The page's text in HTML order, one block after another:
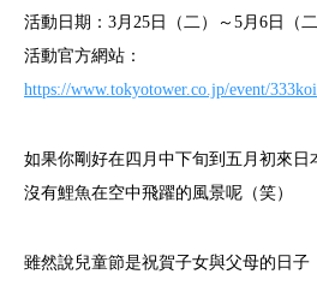
活動日期：3月25日（二）～5月6日（二
活動官方網站：
https://www.tokyotower.co.jp/event/
如果你剛好在四月中下旬到五月初來
沒有鯉魚在空中飛躍的風景呢（笑）
雖然說兒童節是祝賀子女與父母的日子